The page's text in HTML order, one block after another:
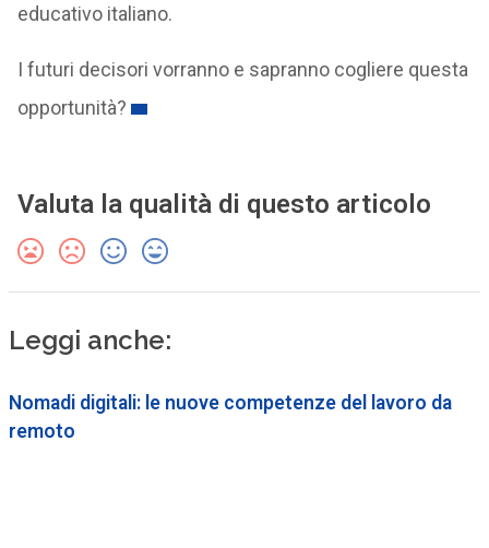
educativo italiano.
I futuri decisori vorranno e sapranno cogliere questa
opportunità?
Valuta la qualità di questo articolo
Leggi anche:
Nomadi digitali: le nuove competenze del lavoro da
remoto